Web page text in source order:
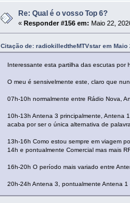
Re: Qual é o vosso Top 6?
« Responder #156 em: Maio 22,
Citação de: radiokilledtheMTVstar em Maio
Interessante esta partilha das escutas por
O meu é sensivelmente este, claro que
07h-10h normalmente entre Rádio Nova,
10h-13h Antena 3 principalmente, Antena
acaba por ser o única alternativa de
13h-16h Como estou sempre em viagem
14h e pontualmente Comercial mas mais
16h-20h O período mais variado entre
20h-24h Antena 3, pontualmente Antena